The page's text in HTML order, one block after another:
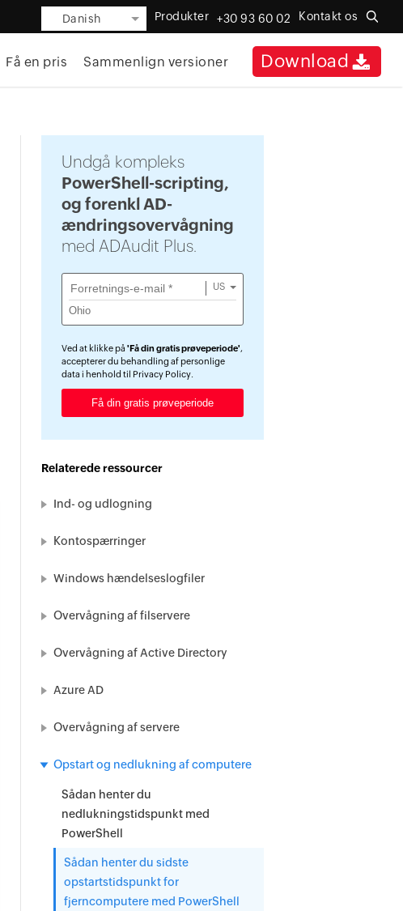
Danish Produkter +30 93 60 02 Kontakt os
Download
Få en pris Sammenlign versioner
Undgå kompleks
PowerShell-scripting,
og forenkl AD-
ændringsovervågning
med ADAudit Plus.
US
Ved at klikke på 'Få din gratis prøveperiode',
accepterer du behandling af personlige
data i henhold til Privacy Policy
Relaterede ressourcer
Ind- og udlogning
Kontospærringer
Windows hændelseslogfiler
Overvågning af filservere
Overvågning af Active Directory
Azure AD
Overvågning af servere
Opstart og nedlukning af computere
Sådan henter du
nedlukningstidspunkt med
PowerShell
Sådan henter du sidste
opstartstidspunkt for
fjerncomputere med PowerShell